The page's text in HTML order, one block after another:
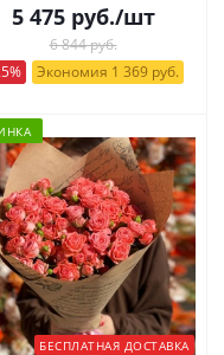
5 475руб./шт
6 844 руб.
Экономия 1 369 руб.
БЕСПЛАТНАЯ ДОСТАВКА